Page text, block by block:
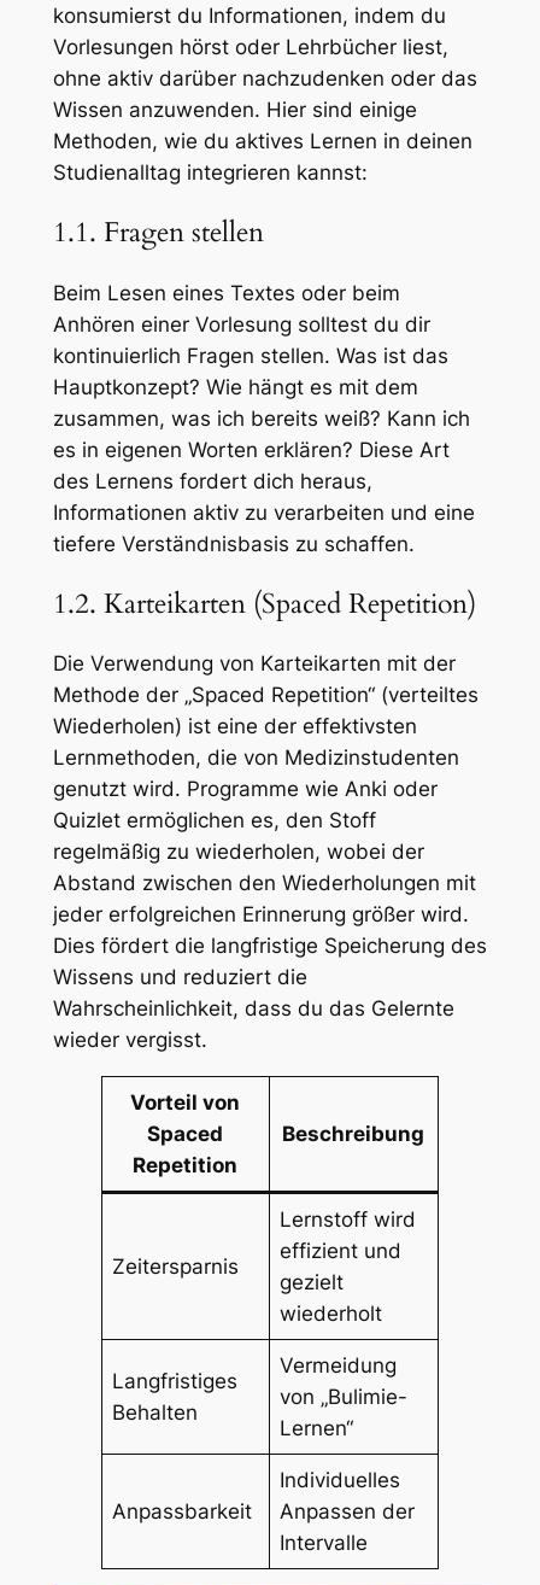
konsumierst du Informationen, indem du
Vorlesungen hörst oder Lehrbücher liest,
ohne aktiv darüber nachzudenken oder das
Wissen anzuwenden. Hier sind einige
Methoden, wie du aktives Lernen in deinen
Studienalltag integrieren kannst:
1.1. Fragen stellen
Beim Lesen eines Textes oder beim
Anhören einer Vorlesung solltest du dir
kontinuierlich Fragen stellen. Was ist das
Hauptkonzept? Wie hängt es mit dem
zusammen, was ich bereits weiß? Kann ich
es in eigenen Worten erklären? Diese Art
des Lernens fordert dich heraus,
Informationen aktiv zu verarbeiten und eine
tiefere Verständnisbasis zu schaffen.
1.2. Karteikarten (Spaced Repetition)
Die Verwendung von Karteikarten mit der
Methode der „Spaced Repetition“ (verteiltes
Wiederholen) ist eine der effektivsten
Lernmethoden, die von Medizinstudenten
genutzt wird. Programme wie Anki oder
Quizlet ermöglichen es, den Stoff
regelmäßig zu wiederholen, wobei der
Abstand zwischen den Wiederholungen mit
jeder erfolgreichen Erinnerung größer wird.
Dies fördert die langfristige Speicherung des
Wissens und reduziert die
Wahrscheinlichkeit, dass du das Gelernte
wieder vergisst.
Vorteil von
Spaced
Repetition
Beschreibung
Zeitersparnis
Lernstoff wird
effizient und
gezielt
wiederholt
Langfristiges
Behalten
Vermeidung
von „Bulimie-
Lernen“
Anpassbarkeit
Individuelles
Anpassen der
Intervalle